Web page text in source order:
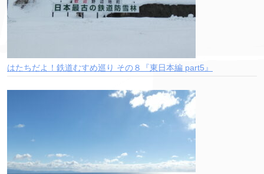
はたちだよ！鉄道むすめ巡り その８『東日本編 part5』